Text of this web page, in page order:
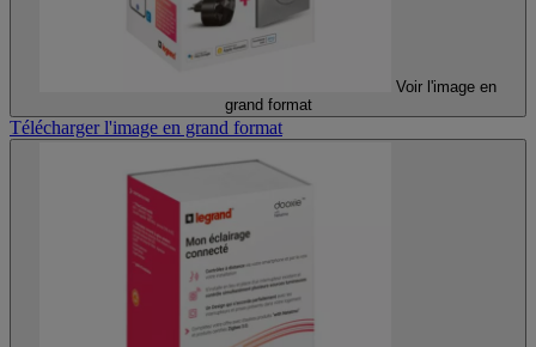
Voir l'image en
grand format
Télécharger l'image en grand format